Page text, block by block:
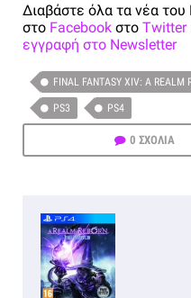
Διαβάστε όλα τα νέα του
στο Facebook στο Twitter
εγγραφή στο Newsletter
FINAL FANTASY XIV: A REALM
PS3 PS4
0 ΣΧΟΛΙΑ